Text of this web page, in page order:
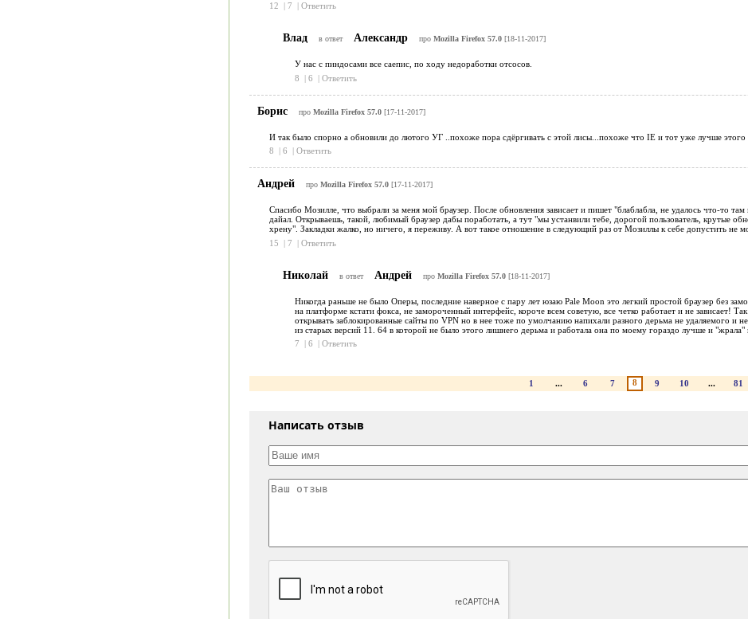
12
| 7 | Ответить
Влад в ответ Александр про Mozilla Firefox 57.0[18-11-2017]
У нас с пиндосами все саепис, по ходу недоработки отсосов.
8
| 6 | Ответить
Борис про Mozilla Firefox 57.0[17-11-2017]
И так было спорно а обновили до лютого УГ ..похоже пора сдёргивать с этой лисы...похоже что IE и тот уже лучше этого
8
| 6 | Ответить
Андрей про Mozilla Firefox 57.0[17-11-2017]
Спасибо Мозилле, что выбрали за меня мой браузер. После обновления зависает и пишет "блаблабла, не удалось что-то
дайал. Открываешь, такой, любимый браузер дабы поработать, а тут "мы устанвили тебе, дорогой пользователь, крутые
хрену". Закладки жалко, но ничего, я переживу. А вот такое отношение в следующий раз от Мозиллы к себе допустить не
15
| 7 | Ответить
Николай в ответ Андрей про Mozilla Firefox 57.0[18-11-2017]
Никогда раньше не было Оперы, последние наверное с пару лет юзаю Pale Moon это легкий простой браузер без
на платформе кстати фокса, не замороченный интерфейс, короче всем советую, все четко работает и не зависает!
открывать заблокированные сайты по VPN но в нее тоже по умолчанию напихали разного дерьма не удаляемого и
из старых версий 11. 64 в которой не было этого лишнего дерьма и работала она по моему гораздо лучше и "жрала"
7
| 6 | Ответить
1 ... 6 7 8 9 10 ... 81
Написать отзыв